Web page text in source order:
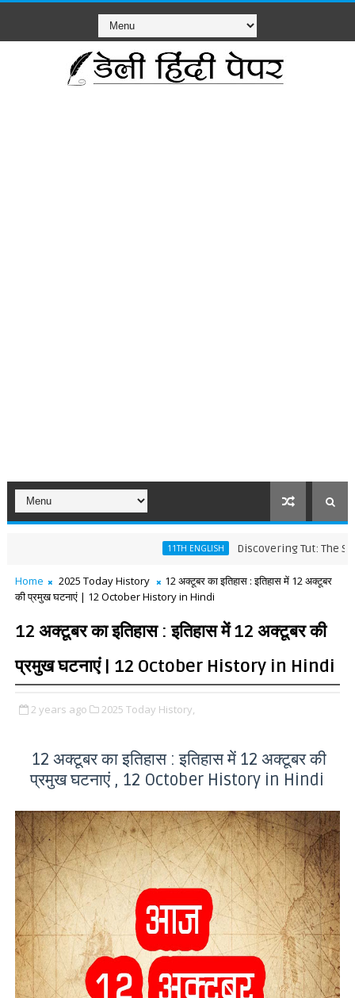
Discovering Tut: The Saga
Home 2025 Today History
12 अक्टूबर का इतिहास : इतिहास में 12 अक्टूबर
की प्रमुख घटनाएं | 12 October History in Hindi
12 अक्टूबर का इतिहास : इतिहास में 12 अक्टूबर की
प्रमुख घटनाएं | 12 October History in Hindi
2 years ago 2025 Today History,
12 अक्टूबर का इतिहास : इतिहास में 12 अक्टूबर की
प्रमुख घटनाएं , 12 October History in Hindi